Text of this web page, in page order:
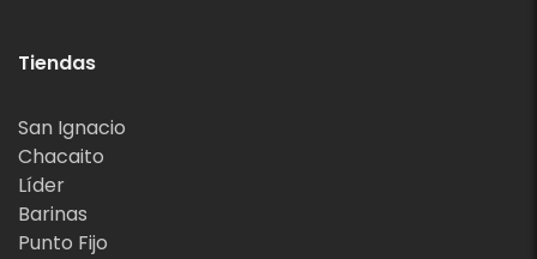
Tiendas
San Ignacio
Chacaito
Líder
Barinas
Punto Fijo